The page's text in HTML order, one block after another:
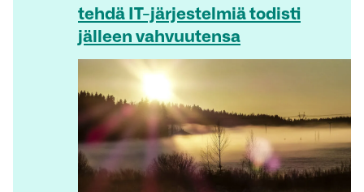
tehdä IT-järjestelmiä todisti
jälleen vahvuutensa